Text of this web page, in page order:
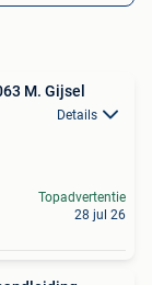
M. Gijsel
Details
Topadvertentie
28 jul 26